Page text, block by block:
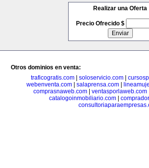
Realizar una Oferta
Precio Ofrecido $
Otros dominios en venta:
traficogratis.com| soloservicio.com|
webenventa.com
salaprensa.com
comprasnaweb.com
ventasporlaweb.com
catalogoinmobiliario.com|